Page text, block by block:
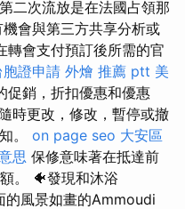
二次流放是在法國占領那
會與第三方共享分析或
轉會支付預訂後所需的官
胞證申請 外燴 推薦 ptt 美
促銷，折扣優惠和優惠
時更改，修改，暫停或撤
。 on page seo 大安區
思 保修意味著在抵達前
。 🐠發現和沐浴
風景如畫的Ammoudi